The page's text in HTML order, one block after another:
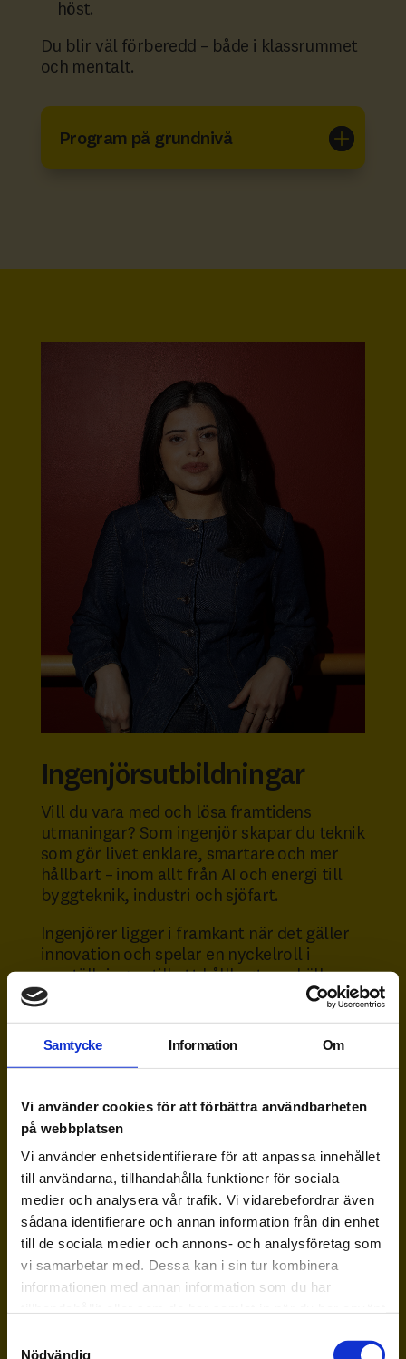
Samtycke Information Om
Vi använder cookies för att förbättra användbarheten
på webbplatsen
Vi använder enhetsidentifierare för att anpassa innehållet
till användarna, tillhandahålla funktioner för sociala
medier och analysera vår trafik. Vi vidarebefordrar även
sådana identifierare och annan information från din enhet
till de sociala medier och annons- och analysföretag som
vi samarbetar med. Dessa kan i sin tur kombinera
informationen med annan information som du har
Nödvändig
höst.
Du blir väl förberedd – både i klassrummet
och mentalt.
Program på grundnivå
Ingenjörsutbildningar
Vill du vara med och lösa framtidens
utmaningar? Som ingenjör skapar du teknik
som gör livet enklare, smartare och mer
hållbart – inom allt från AI och energi till
byggteknik, industri och sjöfart.
Ingenjörer ligger i framkant när det gäller
innovation och spelar en nyckelroll i
omställningen till ett hållbart samhälle.
Efter examen väntar en arbetsmarknad full
myndigheter, organisationer och startups.
AI-utvecklare
automationsingenjör
konstruktör
mjukvaruutvecklare
produktionschef
Program på grundnivå